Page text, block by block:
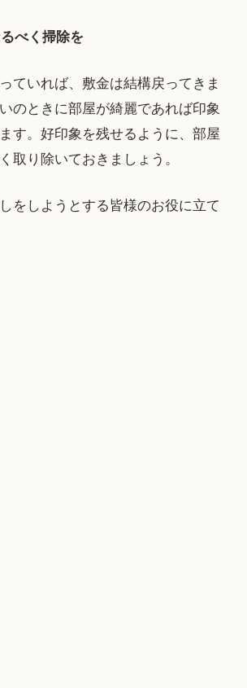
べく掃除を
ていれば、敷金は結構戻ってきま
のときに部屋が綺麗であれば印象
す。好印象を残せるように、部屋
取り除いておきましょう。
をしようとする皆様のお役に立て